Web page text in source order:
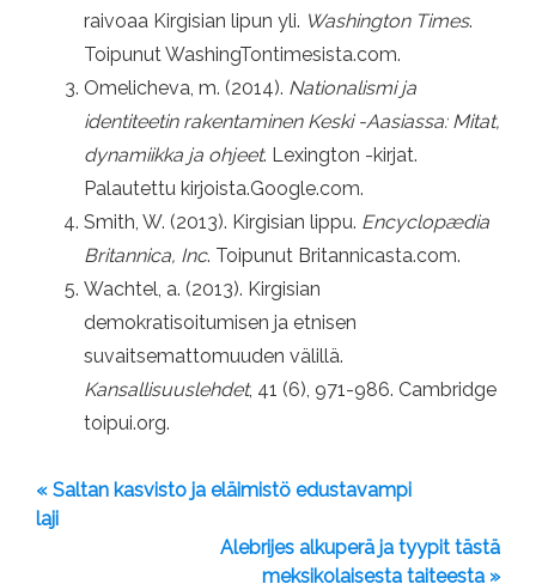
raivoaa Kirgisian lipun yli. Washington Times.
Toipunut WashingTontimesista.com.
Omelicheva, m. (2014). Nationalismi ja
identiteetin rakentaminen Keski -Aasiassa: Mitat,
dynamiikka ja ohjeet. Lexington -kirjat.
Palautettu kirjoista.Google.com.
Smith, W. (2013). Kirgisian lippu. Encyclopædia
Britannica, Inc. Toipunut Britannicasta.com.
Wachtel, a. (2013). Kirgisian
demokratisoitumisen ja etnisen
suvaitsemattomuuden välillä.
Kansallisuuslehdet, 41 (6), 971-986. Cambridge
toipui.org.
« Saltan kasvisto ja eläimistö edustavampi
laji
Alebrijes alkuperä ja tyypit tästä
meksikolaisesta taiteesta »